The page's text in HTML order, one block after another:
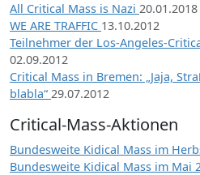
All Critical Mass is Nazi 20.01.2018
WE ARE TRAFFIC 13.10.2012
Teilnehmer der Los-Angeles-
02.09.2012
Critical Mass in Bremen: „Jaja,
blabla“ 29.07.2012
Critical-Mass-Aktionen
Bundesweite Kidical Mass im
Bundesweite Kidical Mass im Mai